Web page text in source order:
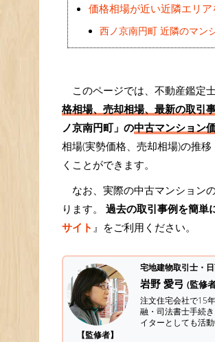
価格相場が近い近隣エリア
西ノ京南円町 近隣のマン
このページでは、不動産鑑定
格相場、売却相場、最新の取引
ノ京南円町」の中古マンション
相場(実勢価格、売却相場)の推
くことができます。
なお、実際の中古マンション
ります。 過去の取引事例を簡単
サイト 』をご利用ください。
【監修者】
宅地建物取引士・
岩野 愛弓 (監修
注文住宅会社で15
融・司法書士手続き
イターとしても活